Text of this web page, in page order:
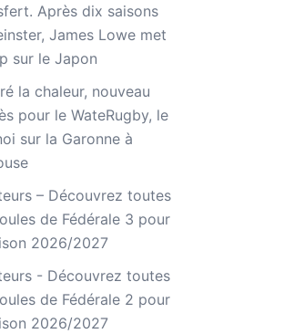
Après dix saisons
James Lowe met
sur le Japon
la chaleur, nouveau
pour le WateRugby, le
sur la Garonne à
– Découvrez toutes
de Fédérale 3 pour
2026/2027
- Découvrez toutes
de Fédérale 2 pour
2026/2027